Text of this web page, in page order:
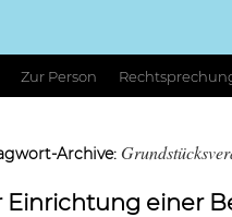
Zur Person
Archive:
Einrichtung einer